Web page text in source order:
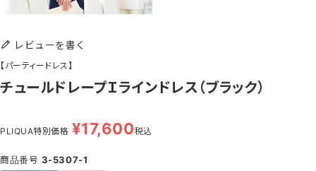
レビューを書く
【パーティードレス】
チュールドレープＩラインドレス（ブラック）
PLIQUA特別価格 ¥17,600税込
商品番号 3-5307-1